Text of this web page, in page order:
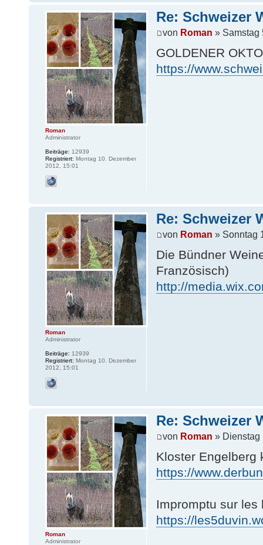
Re: Schweizer
von Roman » Samstag
GOLDENER
https://
Roman
Administrator
Beiträge: 12939
Registriert: Montag 10. Dezember
2012, 15:01
Re: Schweizer
von Roman » Sonntag
Die Bündner
Französisch)
http://
Roman
Administrator
Beiträge: 12939
Registriert: Montag 10. Dezember
2012, 15:01
Re: Schweizer
von Roman » Dienstag
Kloster Engelberg
https://
Impromptu sur les
https://
Roman
Administrator